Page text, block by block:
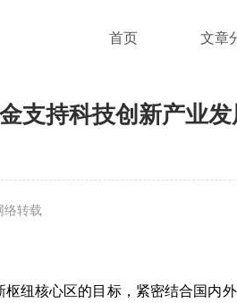
首页 文章
支持科技创新产业
络转载
纽核心区的目标，紧密结合国内